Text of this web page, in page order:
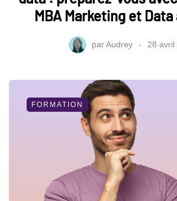
MBA Marketing et
parAudrey 28 avril
FORMATION